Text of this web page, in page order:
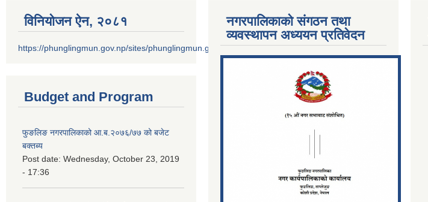
विनियोजन ऐन‚ २०८१
https://phunglingmun.gov.np/sites/phunglingmun.gov.np/files/documents/Al...
Budget and Program
फुङलिङ नगरपालिकाको आ.ब.२०७६/७७ को बजेट
बक्तब्य
Post date: Wednesday, October 23, 2019
- 17:36
नगरपालिकाको संगठन तथा
व्यवस्थापन अध्ययन प्रतिवेदन